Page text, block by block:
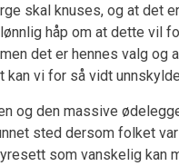
skal knuses, og at det
håp om at dette vil
det er hennes valg og
vi for så vidt
og den massive
sted dersom folket
som vanskelig kan